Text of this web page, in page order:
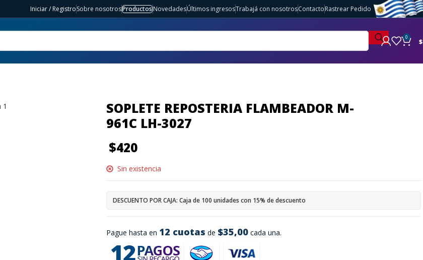
Iniciar / RegistroSobre nosotrosProductosNovedadesÚltimos ingresosTrabajá con nosotrosContactoRastrear Pedido
0 $
SOPLETE REPOSTERIA FLAMBEADOR M-
961C LH-3027
$420
Pague hasta en 12 cuotas de $35,00cada una.
Sin existencia
DESCUENTO POR CAJA: Caja de 100 unidades con 15% de descuento